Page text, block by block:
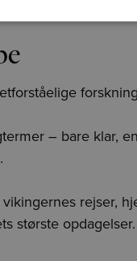
– bare klar,
rejser,
største